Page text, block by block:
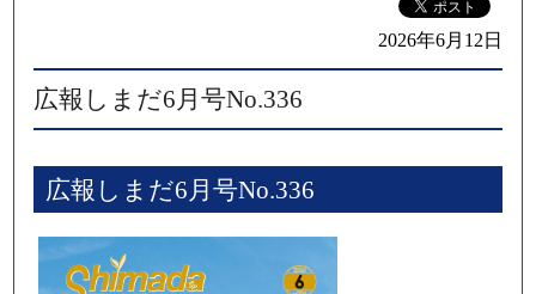
2026年6月12日
広報しまだ6月号No.336
広報しまだ6月号No.336